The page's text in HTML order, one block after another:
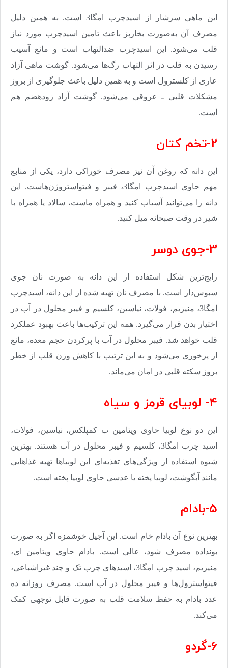
این ماهی سرشار از اسیدچرب امگا3 است. به همین دلیل
مصرف آن به‌صورت بخارپز باعث تامین اسیدچرب مورد نیاز
قلب می‌شود. این اسیدچرب ضدالتهاب است و مانع آسیب
رسیدن به قلب در اثر التهاب رگ‌ها می‌شود. گوشت ماهی آزاد
عاری از کلسترول است و به همین دلیل باعث جلوگیری از بروز
مشکلات قلبی ـ عروقی می‌شود. گوشت آزاد زودهضم هم
است.
2-تخم کتان
این دانه که روغن آن نیز مصرف خوراکی دارد، یکی از منابع
مهم حاوی اسیدچرب امگا3، فیبر و فیتواستروژن‌هاست. این
دانه را می‌توانید آسیاب کنید و همراه ماست، سالاد یا همراه با
شیر در وقت صبحانه میل کنید.
3-جوی دوسر
رایج‌ترین شکل استفاده از این دانه به صورت نان جوی
سبوس‌دار است. با مصرف نان تهیه ‌شده از این دانه، اسیدچرب
امگا3، منیزیم، فولات، نیاسین، کلسیم و فیبر محلول در آب در
اختیار بدن قرار می‌گیرد. همه این ترکیب‌ها باعث بهبود عملکرد
قلب خواهد شد. فیبر محلول در آب با پرکردن حجم معده، مانع
از پرخوری می‌شود و به این ترتیب با کاهش وزن قلب از خطر
بروز سکته قلبی در امان می‌ماند.
4- لوبیای قرمز و سیاه
این دو نوع لوبیا حاوی ویتامین ب کمپلکس، نیاسین، فولات،
اسید چرب امگا3، کلسیم و فیبر محلول در آب هستند. بهترین
شیوه استفاده از ویژگی‌های تغذیه‌ای این لوبیاها تهیه غذاهایی
مانند آبگوشت، لوبیا پخته یا عدسی حاوی لوبیا پخته است.
5-بادام
بهترین نوع آن بادام خام است. این آجیل خوشمزه اگر به صورت
بونداده مصرف شود، عالی است. بادام حاوی ویتامین ای،
منیزیم، اسید چرب امگا3، اسیدهای چرب تک و چند غیراشباعی،
فیتواسترول‌ها و فیبر محلول در آب است. مصرف روزانه ده
عدد بادام به حفظ سلامت قلب به صورت قابل توجهی کمک
می‌کند.
6-گردو